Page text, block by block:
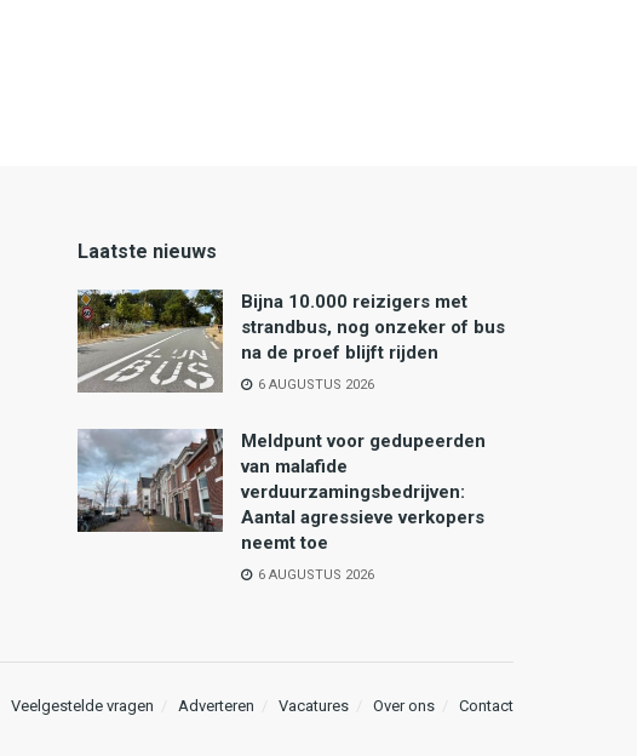
Laatste nieuws
Bijna 10.000 reizigers met
strandbus, nog onzeker of bus
na de proef blijft rijden
6 AUGUSTUS 2026
Meldpunt voor gedupeerden
van malafide
verduurzamingsbedrijven:
Aantal agressieve verkopers
neemt toe
6 AUGUSTUS 2026
Veelgestelde vragen Adverteren Vacatures Over ons Contact